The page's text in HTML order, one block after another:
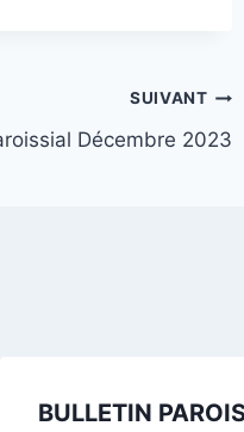
SUIVANT
Décembre 2023
BULLETIN